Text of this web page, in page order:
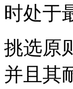
时处于
挑选原
并且其